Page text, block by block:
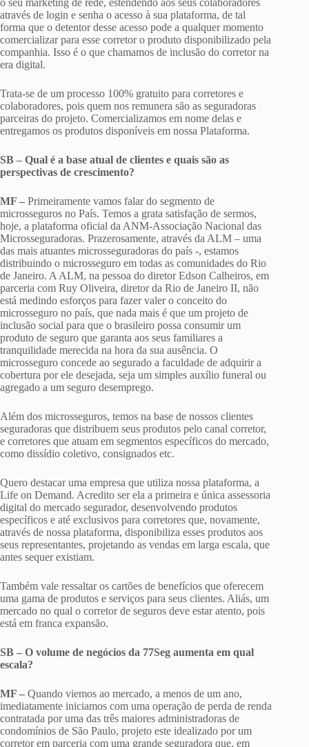
o seu marketing de rede, estendendo aos seus colaboradores
através de login e senha o acesso à sua plataforma, de tal
forma que o detentor desse acesso pode a qualquer momento
comercializar para esse corretor o produto disponibilizado pela
companhia. Isso é o que chamamos de inclusão do corretor na
era digital.
Trata-se de um processo 100% gratuito para corretores e
colaboradores, pois quem nos remunera são as seguradoras
parceiras do projeto. Comercializamos em nome delas e
entregamos os produtos disponíveis em nossa Plataforma.
SB – Qual é a base atual de clientes e quais são as
perspectivas de crescimento?
MF – Primeiramente vamos falar do segmento de
microsseguros no País. Temos a grata satisfação de sermos,
hoje, a plataforma oficial da ANM-Associação Nacional das
Microsseguradoras. Prazerosamente, através da ALM – uma
das mais atuantes microsseguradoras do país -, estamos
distribuindo o microsseguro em todas as comunidades do Rio
de Janeiro. A ALM, na pessoa do diretor Edson Calheiros, em
parceria com Ruy Oliveira, diretor da Rio de Janeiro II, não
está medindo esforços para fazer valer o conceito do
microsseguro no país, que nada mais é que um projeto de
inclusão social para que o brasileiro possa consumir um
produto de seguro que garanta aos seus familiares a
tranquilidade merecida na hora da sua ausência. O
microsseguro concede ao segurado a faculdade de adquirir a
cobertura por ele desejada, seja um simples auxílio funeral ou
agregado a um seguro desemprego.
Além dos microsseguros, temos na base de nossos clientes
seguradoras que distribuem seus produtos pelo canal corretor,
e corretores que atuam em segmentos específicos do mercado,
como dissídio coletivo, consignados etc.
Quero destacar uma empresa que utiliza nossa plataforma, a
Life on Demand. Acredito ser ela a primeira e única assessoria
digital do mercado segurador, desenvolvendo produtos
específicos e até exclusivos para corretores que, novamente,
através de nossa plataforma, disponibiliza esses produtos aos
seus representantes, projetando as vendas em larga escala, que
antes sequer existiam.
Também vale ressaltar os cartões de benefícios que oferecem
uma gama de produtos e serviços para seus clientes. Aliás, um
mercado no qual o corretor de seguros deve estar atento, pois
está em franca expansão.
SB – O volume de negócios da 77Seg aumenta em qual
escala?
MF – Quando viemos ao mercado, a menos de um ano,
imediatamente iniciamos com uma operação de perda de renda
contratada por uma das três maiores administradoras de
condomínios de São Paulo, projeto este idealizado por um
corretor em parceria com uma grande seguradora que, em